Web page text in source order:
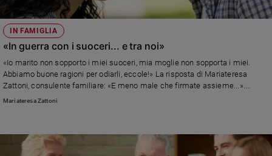
Papa
Papa
Chiesa
Chiesa
Santi
IN FAMIGLIA
«In guerra con i suoceri... e tra noi»
«Io marito non sopporto i miei suoceri, mia moglie non sopporta i miei.
Abbiamo buone ragioni per odiarli, eccole!» La risposta di Mariateresa
Zattoni, consulente familiare: «E meno male che firmate assieme...».
Piccoli grandi consigli per vivere insieme, meglio.
Mariateresa Zattoni